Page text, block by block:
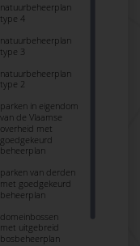
natuurbeheerplan
type 4
natuurbeheerplan
type 3
natuurbeheerplan
type 2
parken in eigendom
van de Vlaamse
overheid met
goedgekeurd
beheerplan
parken van derden
met goedgekeurd
beheerplan
domeinbossen
met uitgebreid
bosbeheerplan